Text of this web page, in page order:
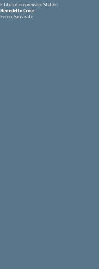
Istituto Comprensivo Statale
Benedetto Croce
Ferno, Samarate